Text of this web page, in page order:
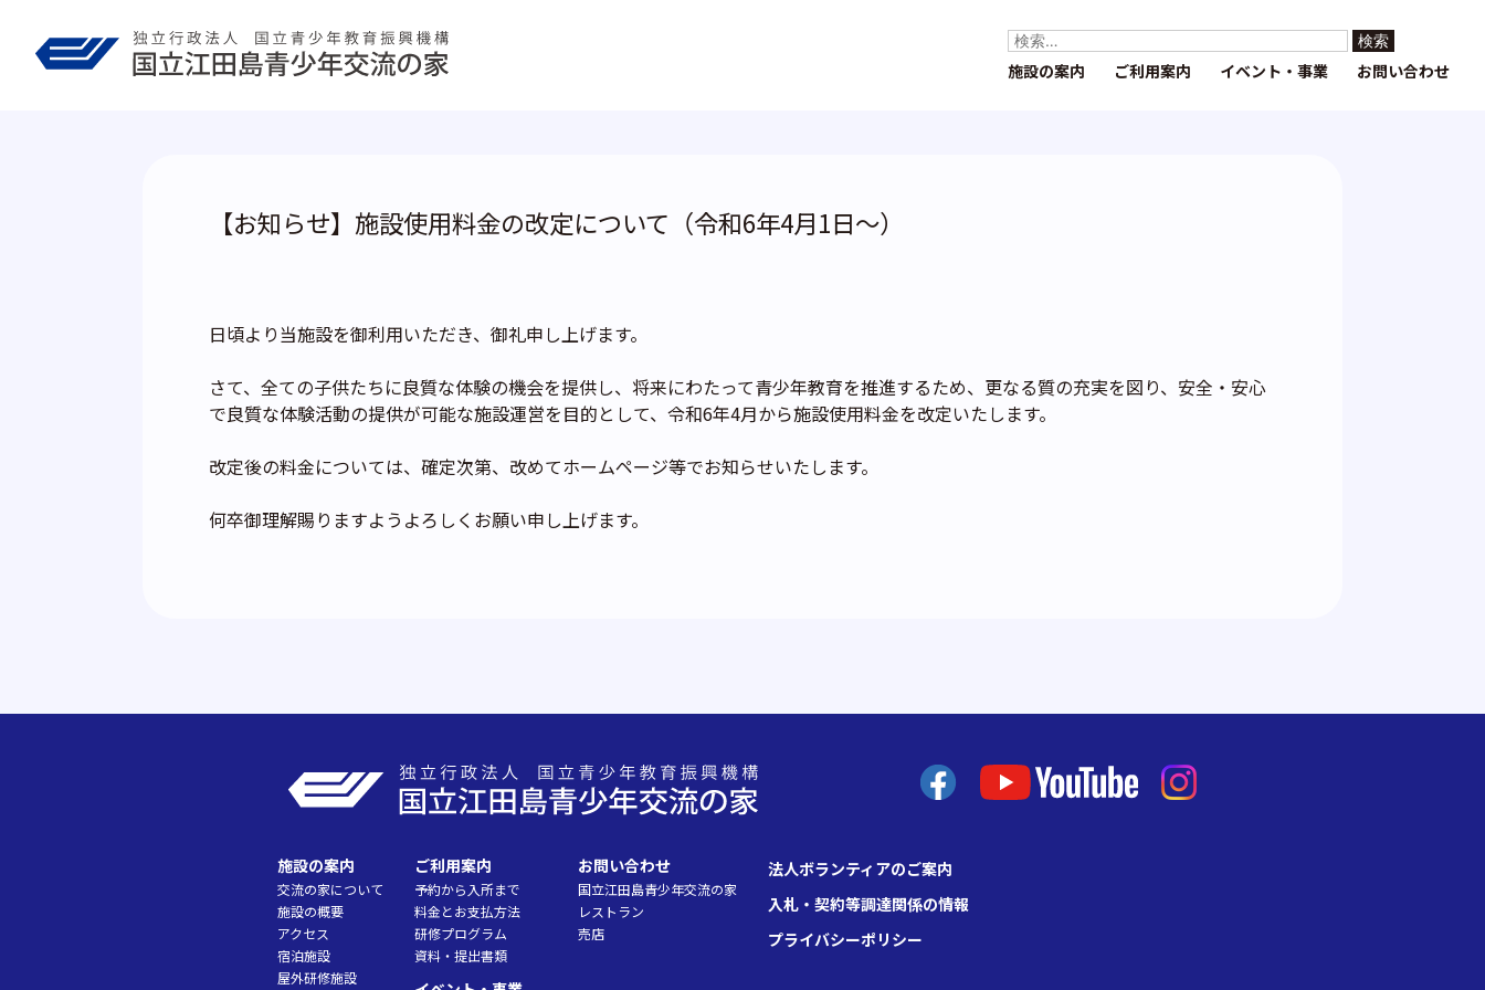
検
索:
施設の案内 ご利用案内 イベント・事業 お問い合わせ
【お知らせ】施設使用料金の改定について（令和6年4月1日～）
日頃より当施設を御利用いただき、御礼申し上げます。
さて、全ての子供たちに良質な体験の機会を提供し、将来にわたって青少年教育を推進するため、更なる質の充実を図り、安全・安心
で良質な体験活動の提供が可能な施設運営を目的として、令和6年4月から施設使用料金を改定いたします。
改定後の料金については、確定次第、改めてホームページ等でお知らせいたします。
何卒御理解賜りますようよろしくお願い申し上げます。
施設の案内
交流の家について
施設の概要
アクセス
宿泊施設
屋外研修施設
ご利用案内
予約から入所まで
料金とお支払方法
研修プログラム
資料・提出書類
お問い合わせ
国立江田島青少年交流の家
レストラン
売店
法人ボランティアのご案内
入札・契約等調達関係の情報
プライバシーポリシー